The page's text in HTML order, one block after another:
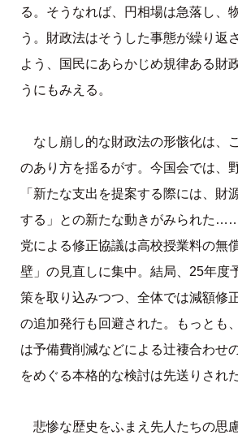
る。そうなれば、円相場は急落し、
う。財政法はそうした事態が繰り返
よう、国民にあらかじめ規律ある財
うにもみえる。
なし崩し的な財政法の形骸化は、
のあり方を揺るがす。今国会では、
「新たな支出を提案する際には、財
する」との新たな動きがみられた
党による修正協議は高校授業料の無
壁」の見直しに集中。結局、25年度
策を取り込みつつ、全体では減額修
の追加発行も回避された。もっとも
は予備費削減などによる辻褄合わせ
をめぐる本格的な検討は先送りされた
悲惨な歴史をふまえ先人たちの思